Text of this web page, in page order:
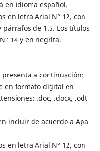
en idioma español.
en letra Arial N° 12, con
de 1.5. Los títulos
14 y en negrita.
a continuación:
en formato digital en
.doc, .docx, .odt
incluir de acuerdo a Apa
en letra Arial N° 12, con